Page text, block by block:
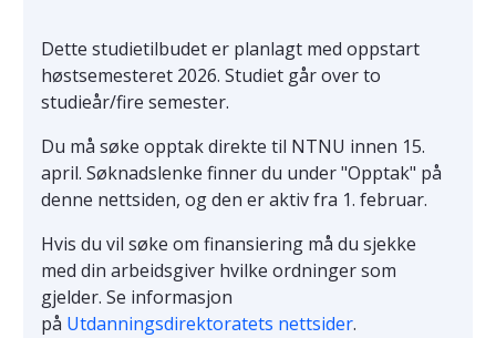
Dette studietilbudet er planlagt med oppstart
høstsemesteret 2026. Studiet går over to
studieår/fire semester.
Du må søke opptak direkte til NTNU innen 15.
april. Søknadslenke finner du under "Opptak" på
denne nettsiden, og den er aktiv fra 1. februar.
Hvis du vil søke om finansiering må du sjekke
med din arbeidsgiver hvilke ordninger som
gjelder. Se informasjon
på Utdanningsdirektoratets nettsider.